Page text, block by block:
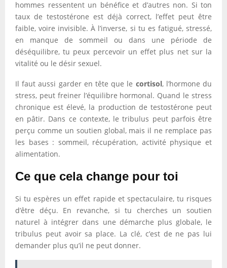
hommes ressentent un bénéfice et d’autres non. Si ton
taux de testostérone est déjà correct, l’effet peut être
faible, voire invisible. À l’inverse, si tu es fatigué, stressé,
en manque de sommeil ou dans une période de
déséquilibre, tu peux percevoir un effet plus net sur la
vitalité ou le désir sexuel.
Il faut aussi garder en tête que le cortisol, l’hormone du
stress, peut freiner l’équilibre hormonal. Quand le stress
chronique est élevé, la production de testostérone peut
en pâtir. Dans ce contexte, le tribulus peut parfois être
perçu comme un soutien global, mais il ne remplace pas
les bases : sommeil, récupération, activité physique et
alimentation.
Ce que cela change pour toi
Si tu espères un effet rapide et spectaculaire, tu risques
d’être déçu. En revanche, si tu cherches un soutien
naturel à intégrer dans une démarche plus globale, le
tribulus peut avoir sa place. La clé, c’est de ne pas lui
demander plus qu’il ne peut donner.